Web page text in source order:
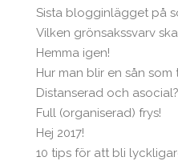
Sista blogginlägget på
Vilken grönsakssvarv
Hemma igen!
Hur man blir en sån som
Distanserad och
Full (organiserad) frys!
Hej 2017!
10 tips för att bli